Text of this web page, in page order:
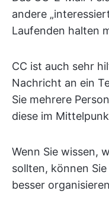
andere
Laufenden halten
CC ist auch sehr
Nachricht an ein
Sie mehrere
diese im
Wenn Sie wissen,
sollten, können
besser